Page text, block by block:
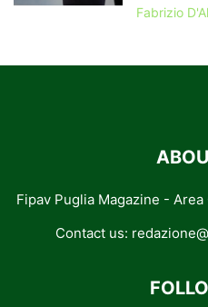
Fabrizio
Fipav Puglia Magazine -
Contact us: